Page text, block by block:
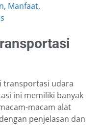
Manfaat,
transportasi udara
ini memiliki banyak
macam alat
penjelasan dan